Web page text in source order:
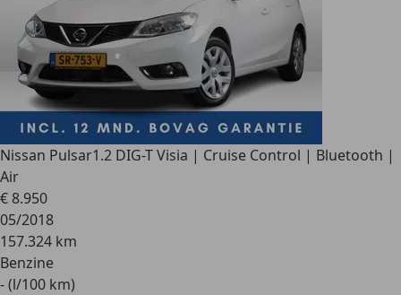
Nissan Pulsar1.2 DIG-T Visia | Cruise Control | Bluetooth |
Air
€ 8.950
05/2018
157.324 km
Benzine
- (l/100 km)